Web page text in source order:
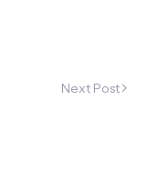
Next Post